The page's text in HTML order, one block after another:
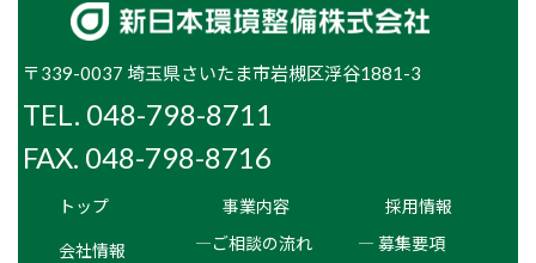
〒339-0037 埼玉県さいたま市岩槻区浮谷1881-3
TEL. 048-798-8711
FAX. 048-798-8716
トップ
会社情報
事業内容
―ご相談の流れ
採用情報
― 募集要項